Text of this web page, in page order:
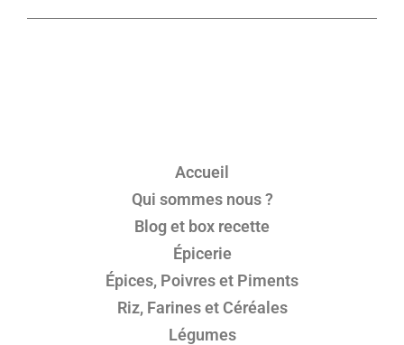
Accueil
Qui sommes nous ?
Blog et box recette
Épicerie
Épices, Poivres et Piments
Riz, Farines et Céréales
Légumes